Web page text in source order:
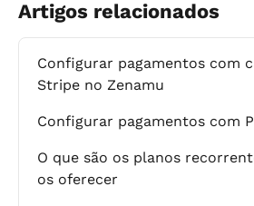
Artigos relacionados
Configurar pagamentos com
Stripe no Zenamu
Configurar pagamentos com
O que são os planos
os oferecer